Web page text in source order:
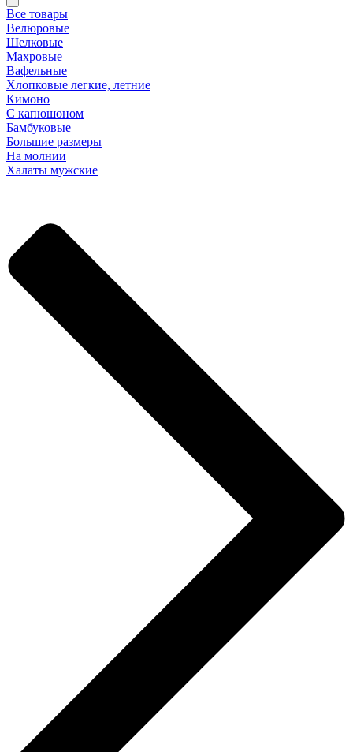
Все товары
Велюровые
Шелковые
Махровые
Вафельные
Хлопковые легкие, летние
Кимоно
С капюшоном
Бамбуковые
Большие размеры
На молнии
Халаты мужские